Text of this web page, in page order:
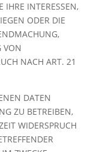
IHRE INTERESSEN,
ODER DIE
VON
NACH ART. 21
DATEN
ZU BETREIBEN,
WIDERSPRUCH